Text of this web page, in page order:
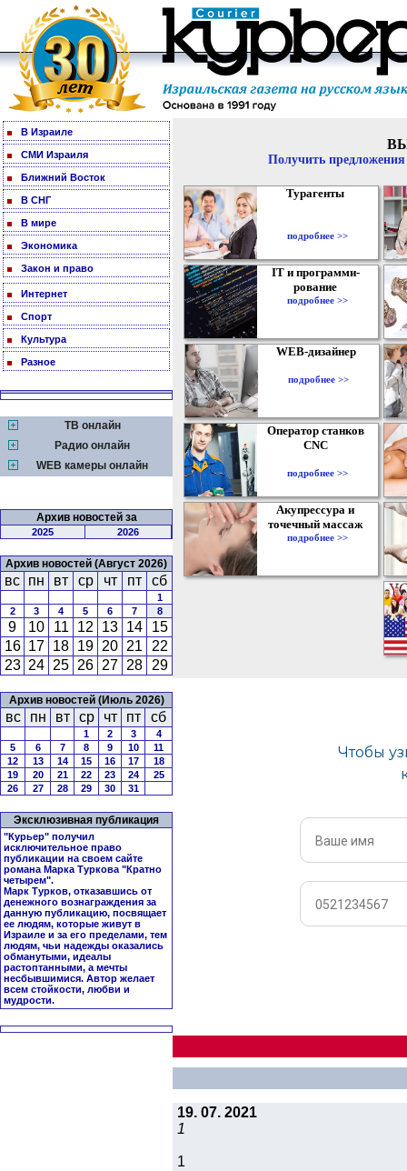
В Израиле
СМИ Израиля
Ближний Восток
В СНГ
В мире
Экономика
Закон и право
Интернет
Спорт
Культура
Разное
ТВ онлайн
Радио онлайн
WEB камеры онлайн
Архив новостей за
2025 2026
Архив новостей (Август 2026)
вс пн вт ср чт пт сб
1
2
3 4 5 6 7 8
9 10 11 12 13 14
15
16 17 18 19 20 21
22
23 24 25 26 27 28 29
Архив новостей (Июль 2026)
вс пн вт ср чт пт сб
1 2 3
4
5
6 7 8 9 10
11
12
13 14 15 16 17
18
19
20 21 22 23 24
25
26
27 28 29 30 31
Эксклюзивная публикация
"Курьер" получил
исключительное право
публикации на своем сайте
романа Марка Туркова "Кратно
четырем".
Марк Турков, отказавшись от
денежного вознаграждения за
данную публикацию, посвящает
ее людям, которые живут в
Израиле и за его пределами, тем
людям, чьи надежды оказались
обманутыми, идеалы
растоптанными, а мечты
несбывшимися. Автор желает
всем стойкости, любви и
мудрости.
Получить
Турагенты
подробнее >>
IT и программи-
рование
подробнее >>
WEB-дизайнер
подробнее >>
Оператор станков
CNC
подробнее >>
Акупрессура и
точечный массаж
подробнее >>
19. 07. 2021
1
1